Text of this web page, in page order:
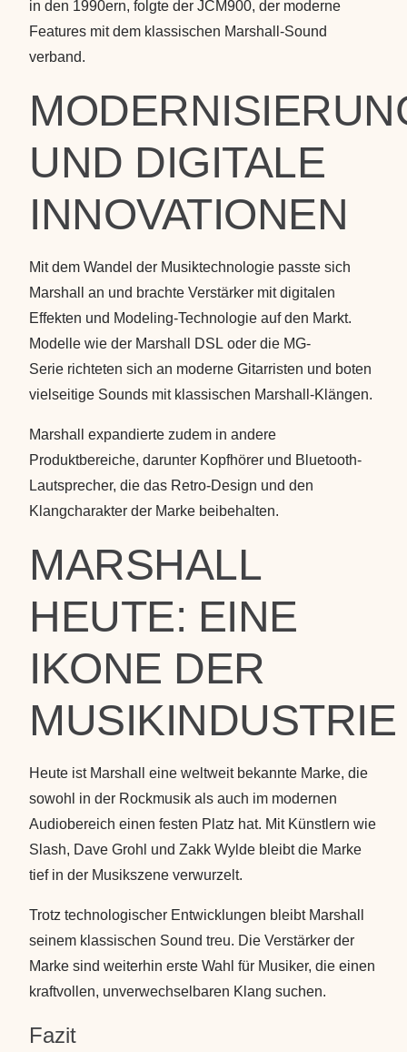
in den 1990ern, folgte der JCM900, der moderne
Features mit dem klassischen Marshall-Sound
verband.
UND DIGITALE
INNOVATIONEN
Mit dem Wandel der Musiktechnologie passte sich
Marshall an und brachte Verstärker mit digitalen
Effekten und Modeling-Technologie auf den Markt.
Modelle wie der Marshall DSL oder die MG-
Serie richteten sich an moderne Gitarristen und boten
vielseitige Sounds mit klassischen Marshall-Klängen.
Marshall expandierte zudem in andere
Produktbereiche, darunter Kopfhörer und Bluetooth-
Lautsprecher, die das Retro-Design und den
Klangcharakter der Marke beibehalten.
MARSHALL
HEUTE: EINE
IKONE DER
MUSIKINDUSTRIE
Heute ist Marshall eine weltweit bekannte Marke, die
sowohl in der Rockmusik als auch im modernen
Audiobereich einen festen Platz hat. Mit Künstlern wie
Slash, Dave Grohl und Zakk Wylde bleibt die Marke
tief in der Musikszene verwurzelt.
Trotz technologischer Entwicklungen bleibt Marshall
seinem klassischen Sound treu. Die Verstärker der
Marke sind weiterhin erste Wahl für Musiker, die einen
kraftvollen, unverwechselbaren Klang suchen.
Fazit